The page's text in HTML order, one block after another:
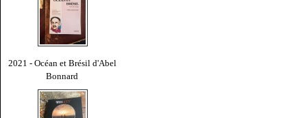
2021 - Océan et Brésil d'Abel
Bonnard